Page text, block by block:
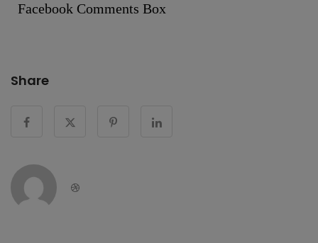
Facebook Comments Box
Share
Dribbble